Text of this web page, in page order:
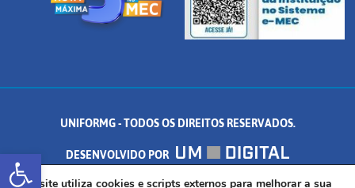
Abrir a barra de ferramentas
UNIFORMG - TODOS OS DIREITOS RESERVADOS.
DESENVOLVIDO POR
Este site utiliza cookies e scripts externos para melhorar a sua